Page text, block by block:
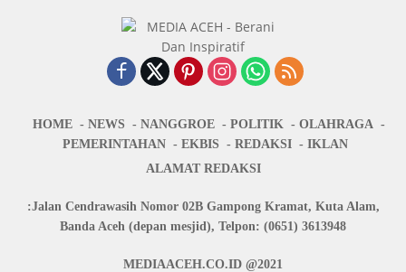
HOME NEWS NANGGROE POLITIK
OLAHRAGA
PEMERINTAHAN
EKBIS REDAKSI
IKLAN
ALAMAT REDAKSI
:Jalan Cendrawasih Nomor 02B Gampong Kramat, Kuta Alam,
Banda Aceh (depan mesjid), Telpon: (0651) 3613948
MEDIAACEH.CO.ID @2021